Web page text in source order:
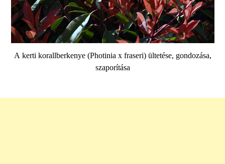
A kerti korallberkenye (Photinia x fraseri) ültetése, gondozása,
szaporítása